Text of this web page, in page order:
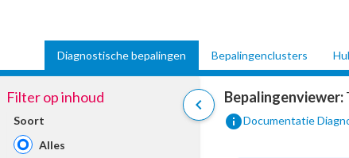
Diagnostische bepalingen Bepalingenclusters
chevron_left
Filter op inhoud
Soort
Alles
Bepalingenviewer:
infoDocumentatie